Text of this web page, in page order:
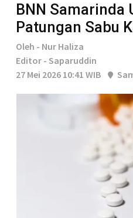
BNN Samarinda
Patungan Sabu
Oleh - Nur Haliza
Editor - Saparuddin
27 Mei 2026 10:41 WIB